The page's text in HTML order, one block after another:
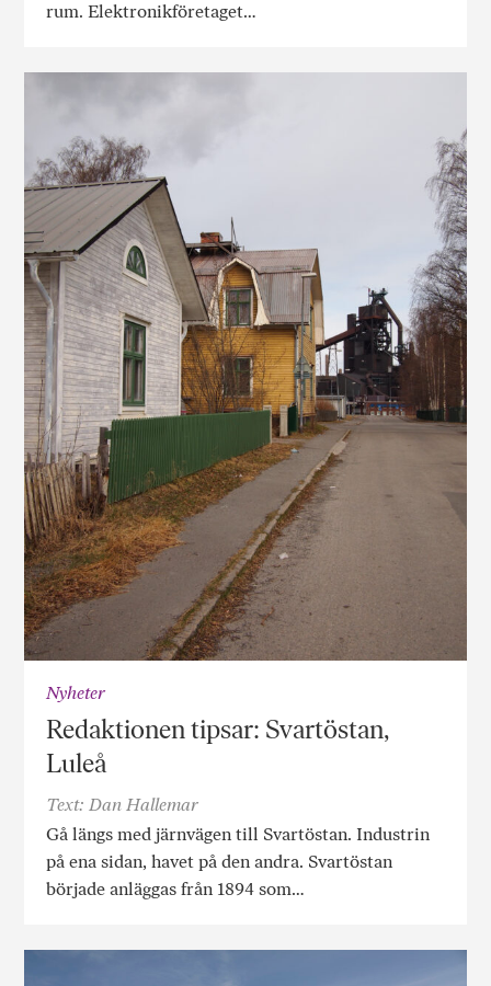
rum. Elektronikföretaget…
Nyheter
Redaktionen tipsar: Svartöstan,
Luleå
Text: Dan Hallemar
Gå längs med järnvägen till Svartöstan. Industrin
på ena sidan, havet på den andra. Svartöstan
började anläggas från 1894 som…